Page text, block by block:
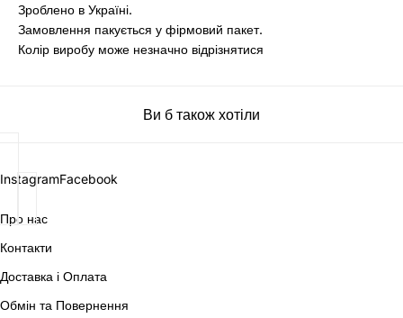
Зроблено в Україні.
Замовлення пакується у фірмовий пакет.
Колір виробу може незначно відрізнятися
Ви б також хотіли
InstagramFacebook
Про нас
Контакти
Доставка і Оплата
Обмін та Повернення